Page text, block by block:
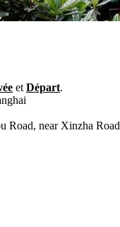
et Départ.
Road, near Xinzha Road